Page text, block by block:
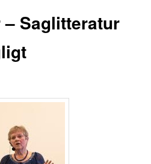
Saglitteratur